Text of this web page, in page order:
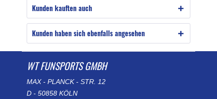
Kunden kauften auch
Kunden haben sich ebenfalls angesehen
WT FUNSPORTS GMBH
MAX - PLANCK - STR. 12
D - 50858 KÖLN